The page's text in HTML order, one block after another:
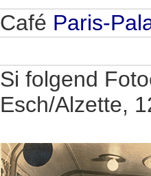
Café Paris-
Si folgend
Esch/Alzette,